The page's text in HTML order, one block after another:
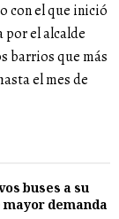
con el que inició
el alcalde
barrios que más
el mes de
buses a su
demanda